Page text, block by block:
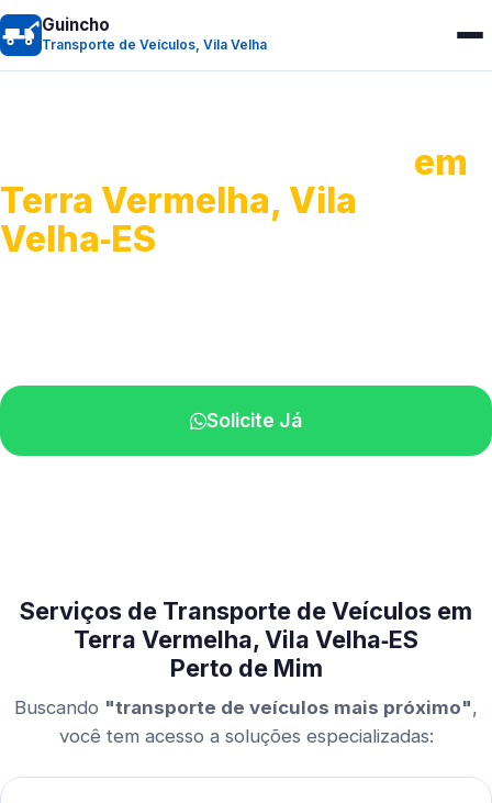
Guincho
Transporte de Veículos, Vila Velha
em
Terra Vermelha, Vila
Velha‑ES
Solicite Já
Serviços de Transporte de Veículos em
Terra Vermelha, Vila Velha‑ES
Perto de Mim
Buscando "transporte de veículos mais próximo",
você tem acesso a soluções especializadas: